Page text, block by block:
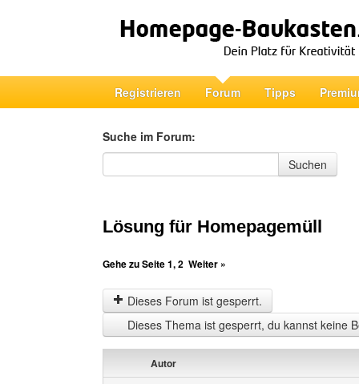
Registrieren Forum Tipps
Suche im Forum:
Suche im Forum
Suchen
Lösung für Homepagemüll
Gehe zu Seite1,2 Weiter »
Dieses Forum ist gesperrt.
Dieses Thema ist gesperrt, du kannst keine
Autor